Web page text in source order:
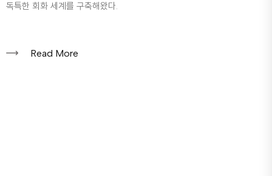
독특한 회화 세계를 구축해왔다.
Read More